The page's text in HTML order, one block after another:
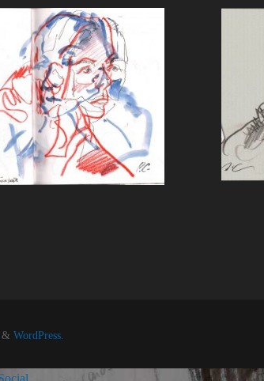
& WordPress.